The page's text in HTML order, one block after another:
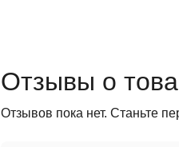
Отзывы о
Отзывов пока нет. Станьте